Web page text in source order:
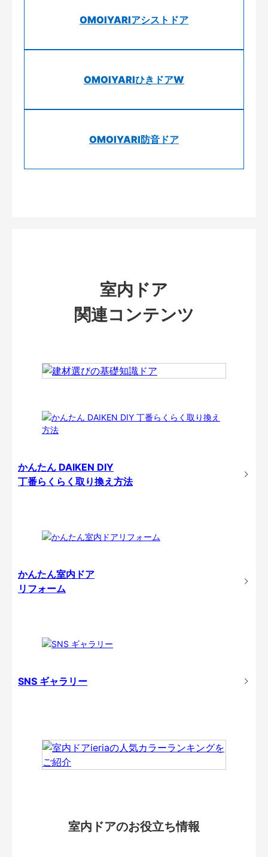
OMOIYARIアシストドア
OMOIYARIひきドアW
OMOIYARI防音ドア
室内ドア
関連コンテンツ
かんたん DAIKEN DIY
丁番らくらく取り換え方法
かんたん室内ドア
リフォーム
SNS ギャラリー
室内ドアのお役立ち情報